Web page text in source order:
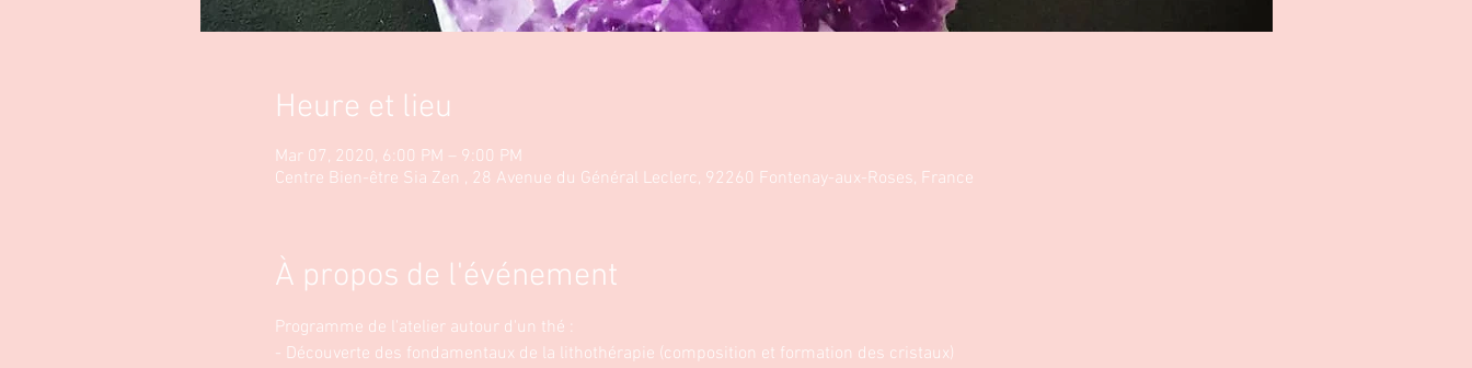
Heure et lieu
Mar 07, 2020, 6:00 PM – 9:00 PM
Centre Bien-être Sia Zen , 28 Avenue du Général Leclerc, 92260 Fontenay-aux-Roses, France
À propos de l'événement
Programme de l'atelier autour d'un thé :
- Découverte des fondamentaux de la lithothérapie (composition et formation des cristaux)